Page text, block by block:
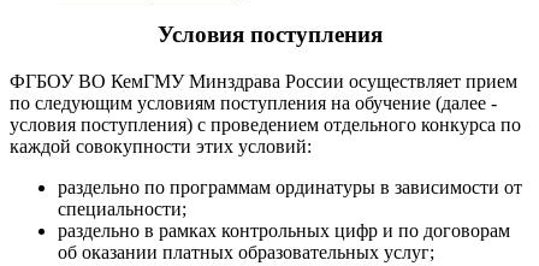
Условия поступления
ФГБОУ ВО КемГМУ Минздрава России осуществляет прием
по следующим условиям поступления на обучение (далее -
условия поступления) с проведением отдельного конкурса по
каждой совокупности этих условий:
раздельно по программам ординатуры в зависимости от
специальности;
раздельно в рамках контрольных цифр и по договорам
об оказании платных образовательных услуг;